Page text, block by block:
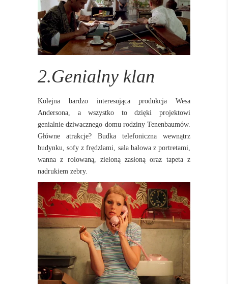
2.Genialny klan
Kolejna bardzo interesująca produkcja Wesa
Andersona, a wszystko to dzięki projektowi
genialnie dziwacznego domu rodziny Tenenbaumów.
Główne atrakcje? Budka telefoniczna wewnątrz
budynku, sofy z frędzlami, sala balowa z portretami,
wanna z rolowaną, zieloną zasłoną oraz tapeta z
nadrukiem zebry.